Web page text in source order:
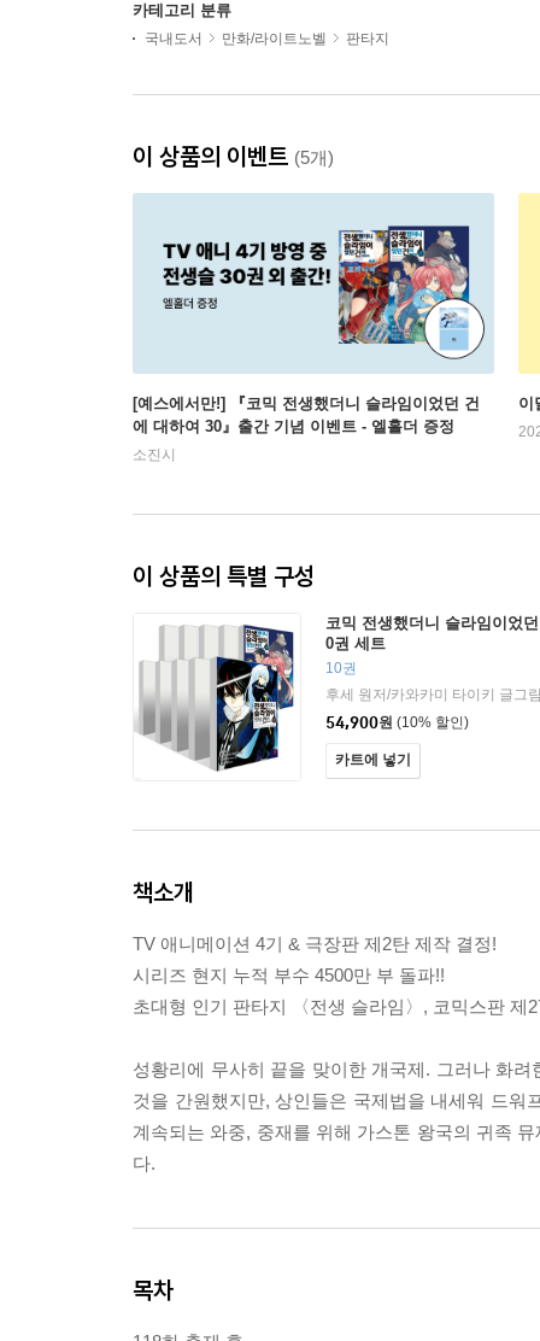
카테고리 분류
국내도서 만화/라이트노벨 판타지
이 상품의 이벤트 (5개)
[예스에서만!] 『코믹 전생했더니 슬라임이었던 건
에 대하여 30』출간 기념 이벤트 - 엘홀더 증정
소진시
이
이 상품의 특별 구성
코믹 전생했더니 슬라임이었
0권 세트
10권
54,900원 (10% 할인)
카트에 넣기
책소개
TV 애니메이션 4기 & 극장판 제2탄 제작 결정!
시리즈 현지 누적 부수 4500만 부 돌파!!
초대형 인기 판타지 〈전생 슬라임〉, 코믹스판 제
성황리에 무사히 끝을 맞이한 개국제. 그러나 화
것을 간원했지만, 상인들은 국제법을 내세워 드
계속되는 와중, 중재를 위해 가스톤 왕국의 귀족
다.
목차